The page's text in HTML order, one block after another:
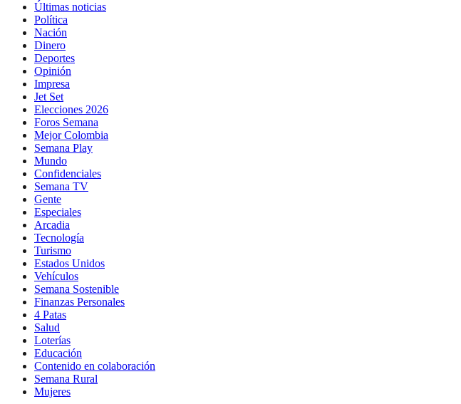
Últimas noticias
Política
Nación
Dinero
Deportes
Opinión
Impresa
Jet Set
Elecciones 2026
Foros Semana
Mejor Colombia
Semana Play
Mundo
Confidenciales
Semana TV
Gente
Especiales
Arcadia
Tecnología
Turismo
Estados Unidos
Vehículos
Semana Sostenible
Finanzas Personales
4 Patas
Salud
Loterías
Educación
Contenido en colaboración
Semana Rural
Mujeres